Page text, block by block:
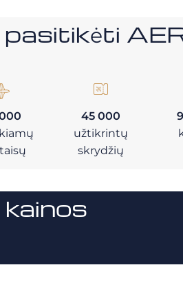
pasitikėti
45 000
užtikrintų
skrydžių